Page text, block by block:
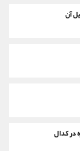
آن
در کدال